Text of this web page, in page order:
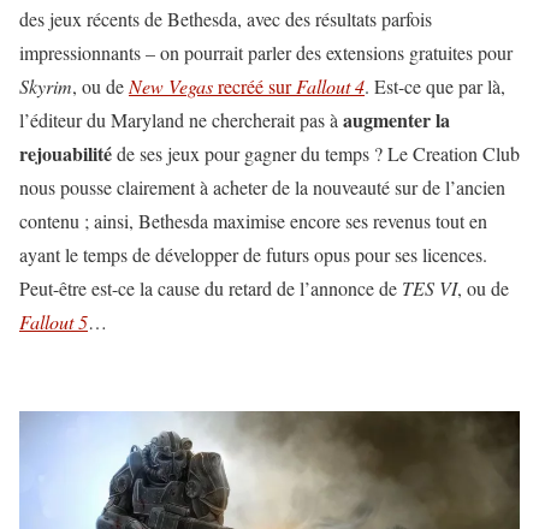
des jeux récents de Bethesda, avec des résultats parfois
impressionnants – on pourrait parler des extensions gratuites pour
Skyrim, ou deNew Vegasrecréé surFallout 4. Est-ce que par là,
l’éditeur du Maryland ne chercherait pas àaugmenter la
rejouabilitéde ses jeux pour gagner du temps ? Le Creation Club
nous pousse clairement à acheter de la nouveauté sur de l’ancien
contenu ; ainsi, Bethesda maximise encore ses revenus tout en
ayant le temps de développer de futurs opus pour ses licences.
Peut-être est-ce la cause du retard de l’annonce de TES VI, ou de
Fallout 5…